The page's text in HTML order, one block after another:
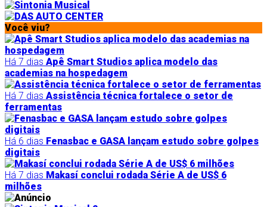
Você viu?
Há 7 dias Apê Smart Studios aplica modelo das
academias na hospedagem
Há 7 dias Assistência técnica fortalece o setor de
ferramentas
Há 6 dias Fenasbac e GASA lançam estudo sobre golpes
digitais
Há 7 dias Makasí conclui rodada Série A de US$ 6
milhões